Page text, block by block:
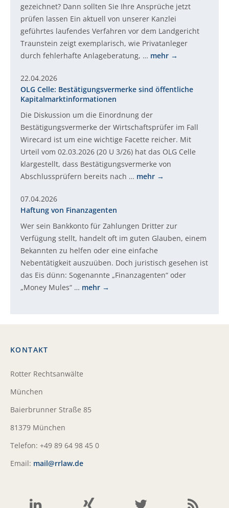
gezeichnet? Dann sollten Sie Ihre Ansprüche jetzt
prüfen lassen Ein aktuell von unserer Kanzlei
geführtes laufendes Verfahren vor dem Landgericht
Traunstein zeigt exemplarisch, wie Privatanleger
durch fehlerhafte Anlageberatung, … mehr
22.04.2026
OLG Celle: Bestätigungsvermerke sind öffentliche
Kapitalmarktinformationen
Die Diskussion um die Einordnung der
Bestätigungsvermerke der Wirtschaftsprüfer im Fall
Wirecard ist um eine wichtige Facette reicher. Mit
Urteil vom 02.03.2026 (20 U 3/26) hat das OLG Celle
klargestellt, dass Bestätigungsvermerke von
Abschlussprüfern bereits nach … mehr
07.04.2026
Haftung von Finanzagenten
Wer sein Bankkonto für Zahlungen Dritter zur
Verfügung stellt, handelt oft im guten Glauben, einem
Bekannten zu helfen oder eine einfache
Nebentätigkeit auszuüben. Doch juristisch gesehen ist
das Eis dünn: Sogenannte „Finanzagenten“ oder
„Money Mules“ … mehr
KONTAKT
Rotter Rechtsanwälte
München
Baierbrunner Straße 85
81379 München
Telefon: +49 89 64 98 45 0
Email: mail@rrlaw.de